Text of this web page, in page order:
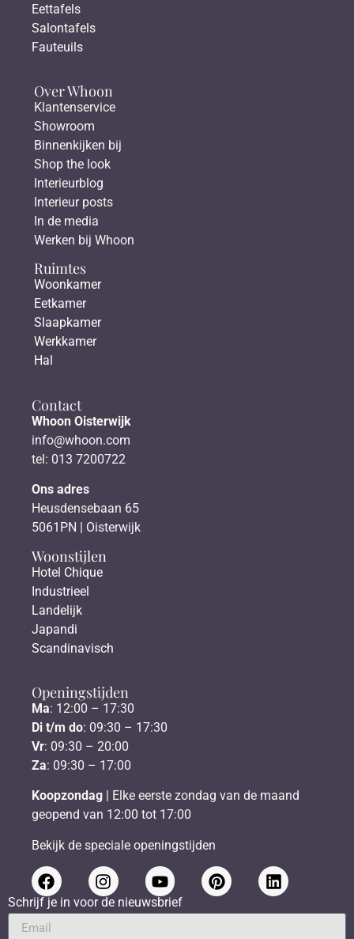
Eettafels
Salontafels
Fauteuils
Over Whoon
Klantenservice
Showroom
Binnenkijken bij
Shop the look
Interieurblog
Interieur posts
In de media
Werken bij Whoon
Ruimtes
Woonkamer
Eetkamer
Slaapkamer
Werkkamer
Hal
Contact
Whoon Oisterwijk
info@whoon.com
tel: 013 7200722
Ons adres
Heusdensebaan 65
5061PN | Oisterwijk
Woonstijlen
Hotel Chique
Industrieel
Landelijk
Japandi
Scandinavisch
Openingstijden
Ma: 12:00 – 17:30
Di t/m do: 09:30 – 17:30
Vr: 09:30 – 20:00
Za: 09:30 – 17:00
Koopzondag | Elke eerste zondag van de maand
geopend van 12:00 tot 17:00
Bekijk de speciale openingstijden
Schrijf je in voor de nieuwsbrief